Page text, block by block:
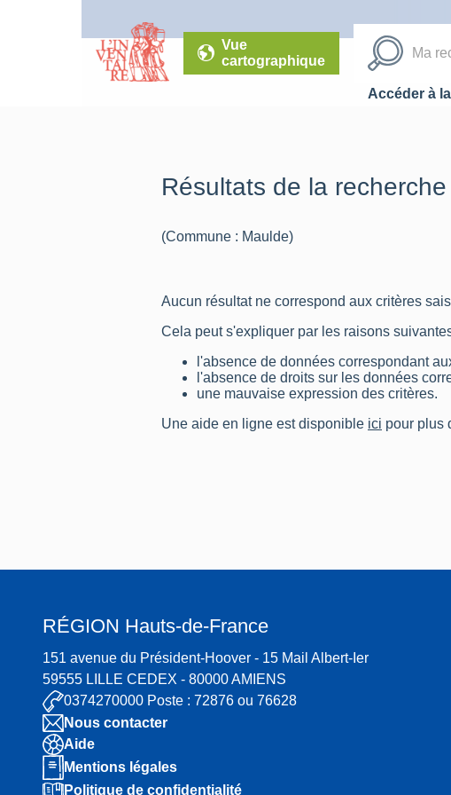
Vue
cartographique
Accéder à
Résultats de la
(Commune : Maulde)
Aucun résultat ne correspond aux critères
Cela peut s'expliquer par les raisons
l'absence de données correspondant
l'absence de droits sur les données
une mauvaise expression des critères.
Une aide en ligne est disponible ici pour plus
RÉGION Hauts-de-France
151 avenue du Président-Hoover - 15 Mail Albert-Ier
59555 LILLE CEDEX - 80000 AMIENS
0374270000 Poste : 72876 ou 76628
Nous contacter
Aide
Mentions légales
Politique de confidentialité